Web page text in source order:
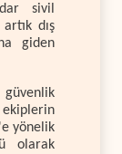
sivil
dış
giden
yönelik
olarak